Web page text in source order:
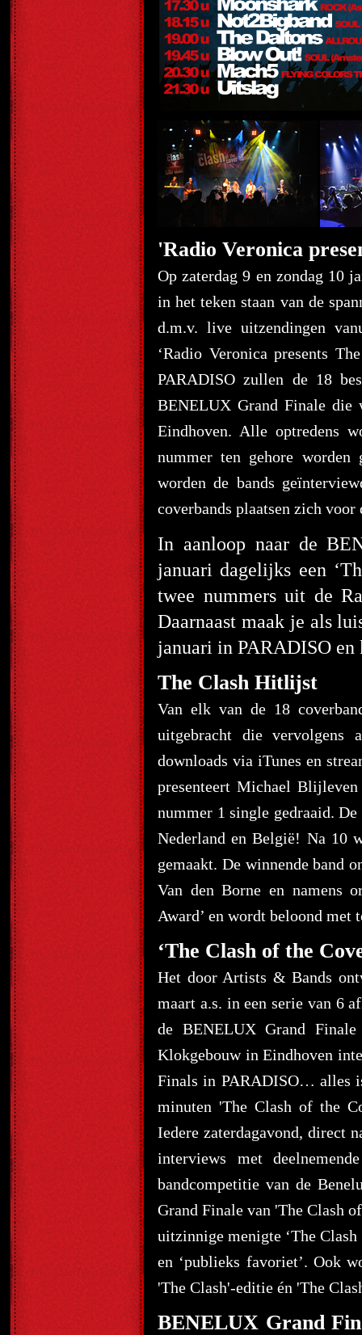
'Radio Veronica
Op zaterdag 9 en zondag 10
in het teken staan van de
d.m.v. live uitzendingen
‘Radio Veronica presents
PARADISO zullen de 18
BENELUX Grand Finale die
Eindhoven. Alle optredens
nummer ten gehore
worden de bands
coverbands plaatsen zich
In aanloop naar de
januari dagelijks een
twee nummers uit de
Daarnaast maak je als
januari in PARADISO
The Clash Hitlijst
Van elk van de 18
uitgebracht die vervolgens
downloads via iTunes en
presenteert Michael
nummer 1 single gedraaid.
Nederland en België! Na 10
gemaakt. De winnende band
Van den Borne en namens
Award’ en wordt beloond met
‘The Clash of the
Het door Artists & Bands
maart a.s. in een serie van 6
de BENELUX Grand
Klokgebouw in Eindhoven
Finals in PARADISO… alles
minuten 'The Clash of the
Iedere zaterdagavond, direct
interviews met
bandcompetitie van de
Grand Finale van 'The Clash
uitzinnige menigte ‘The
en ‘publieks favoriet’. Ook
'The Clash'-editie én 'The
BENELUX Grand